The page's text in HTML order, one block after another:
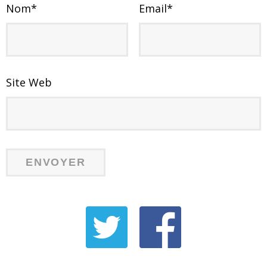
Nom* Email*
Site Web